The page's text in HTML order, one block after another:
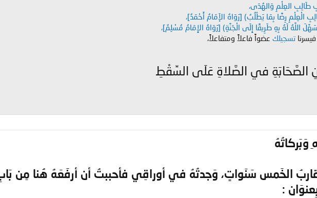
طَالِبِ العِلْمِ وَالهُدَى،
الْعِلْمِ رِضًا بِمَا يَطْلُبُ) [رَوَاهُ الإَمَامُ أَحْمَدُ]،
اللَّهُ لَهُ بِهِ طَرِيقًا إِلَى الْجَنَّةِ) [رَوَاهُ الإِمَامُ مُسْلِمٌ]،
تسجيلك عضواً فاعلاً ومتفاعلاً،
عَنِ الصَّحَابَةِ في الصَّلاةِ عَلَى السِّقْطِ
وَبَركاتُهُ
الخَمس سَنَواتٍ، وَجدتُهُ في أوراقِي فأحببتُ أن أرفَعَهُ هُنا مِن
: